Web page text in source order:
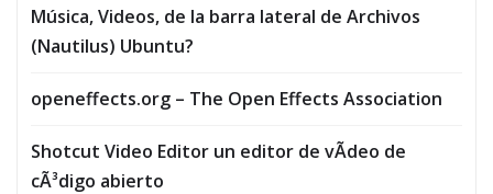
Música, Vi­deos, de la barra lateral de Archivos
(Nautilus) Ubuntu?
openeffects.org – The Open Effects Association
Shotcut Video Editor un editor de vÃ­deo de
cÃ³digo abierto